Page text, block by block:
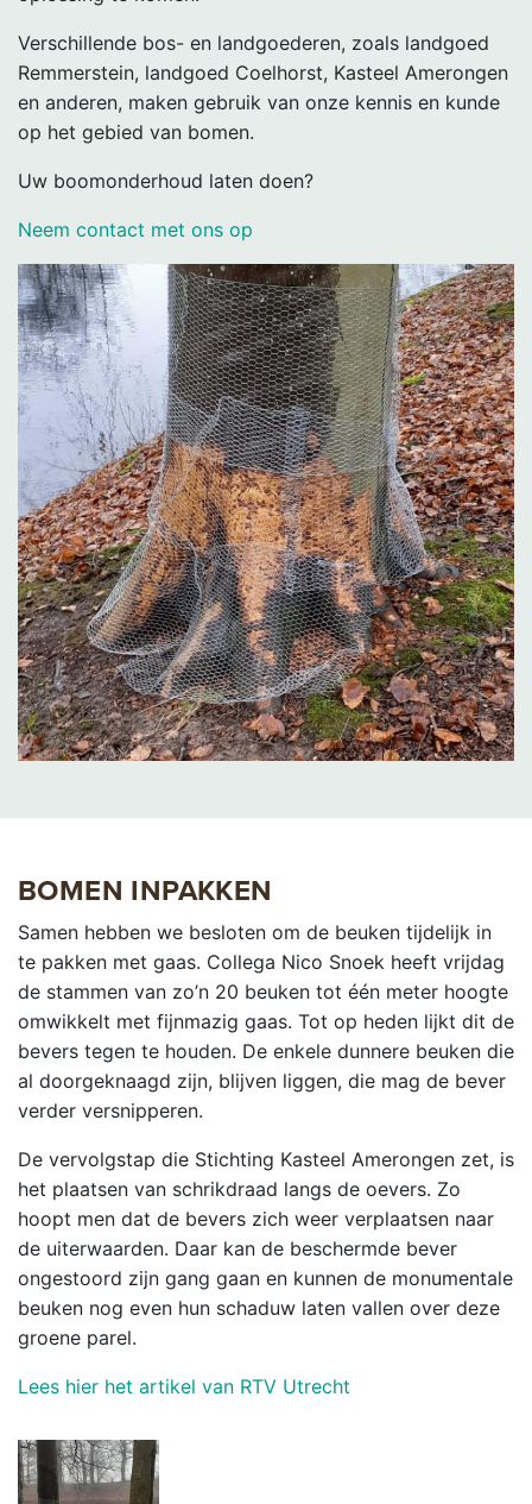
Verschillende bos- en landgoederen, zoals landgoed
Remmerstein, landgoed Coelhorst, Kasteel Amerongen
en anderen, maken gebruik van onze kennis en kunde
op het gebied van bomen.
Uw boomonderhoud laten doen?
Neem contact met ons op
BOMEN INPAKKEN
Samen hebben we besloten om de beuken tijdelijk in
te pakken met gaas. Collega Nico Snoek heeft vrijdag
de stammen van zo’n 20 beuken tot één meter hoogte
omwikkelt met fijnmazig gaas. Tot op heden lijkt dit de
bevers tegen te houden. De enkele dunnere beuken die
al doorgeknaagd zijn, blijven liggen, die mag de bever
verder versnipperen.
De vervolgstap die Stichting Kasteel Amerongen zet, is
het plaatsen van schrikdraad langs de oevers. Zo
hoopt men dat de bevers zich weer verplaatsen naar
de uiterwaarden. Daar kan de beschermde bever
ongestoord zijn gang gaan en kunnen de monumentale
beuken nog even hun schaduw laten vallen over deze
groene parel.
Lees hier het artikel van RTV Utrecht